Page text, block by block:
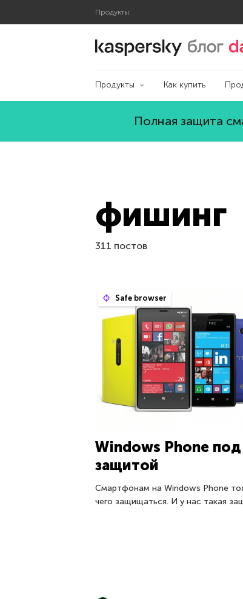
Продукты:
Блог
Продукты Как купить
Полная защита
фишинг
311 постов
Safe browser
Windows Phone под
защитой
Смартфонам на Windows Phone
чего защищаться. И у нас такая